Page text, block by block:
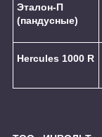
Эталон-П
(пандусные)
Hercules 1000 R